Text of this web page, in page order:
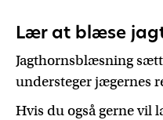
Lær at blæse
Jagthornsblæsning
understeger jægernes
Hvis du også gerne vil